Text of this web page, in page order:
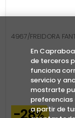
4967/FREIDORA
%
En
de terceros
funciona
servicio y
mostrarte
a partir de